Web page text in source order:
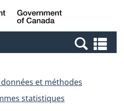
Passer
au
Passer
à
Canada
et
et méthodes
statistiques